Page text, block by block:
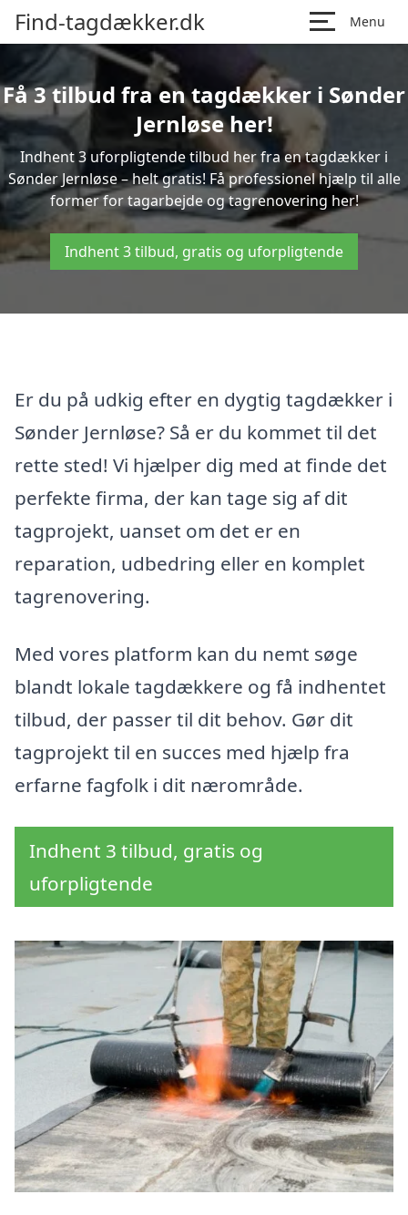
Find-tagdækker.dk Menu
Få 3 tilbud fra en tagdækker i Sønder
Jernløse her!
Indhent 3 uforpligtende tilbud her fra en tagdækker i
Sønder Jernløse – helt gratis! Få professionel hjælp til alle
former for tagarbejde og tagrenovering her!
Indhent 3 tilbud, gratis og uforpligtende
Er du på udkig efter en dygtig tagdækker i
Sønder Jernløse? Så er du kommet til det
rette sted! Vi hjælper dig med at finde det
perfekte firma, der kan tage sig af dit
tagprojekt, uanset om det er en
reparation, udbedring eller en komplet
tagrenovering.
Med vores platform kan du nemt søge
blandt lokale tagdækkere og få indhentet
tilbud, der passer til dit behov. Gør dit
tagprojekt til en succes med hjælp fra
erfarne fagfolk i dit nærområde.
Indhent 3 tilbud, gratis og
uforpligtende